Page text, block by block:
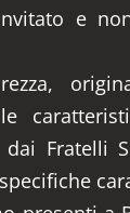
e
Fratelli